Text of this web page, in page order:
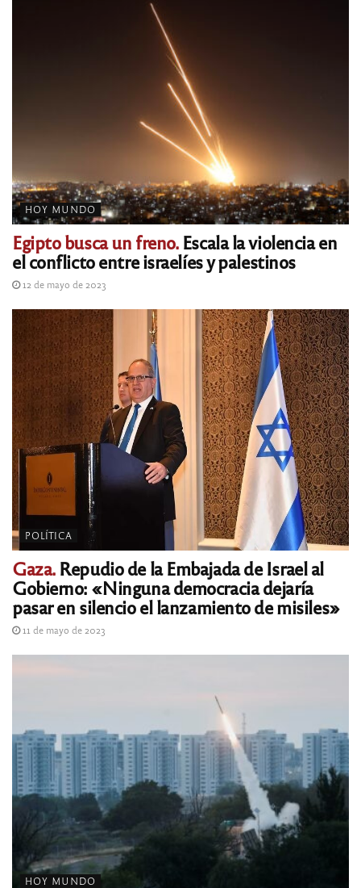
HOY MUNDO
Egipto busca un freno.Escala la violencia en
el conflicto entre israelíes y palestinos
12 de mayo de 2023
POLÍTICA
Gaza.Repudio de la Embajada de Israel al
Gobierno: «Ninguna democracia dejaría
pasar en silencio el lanzamiento de misiles»
11 de mayo de 2023
HOY MUNDO